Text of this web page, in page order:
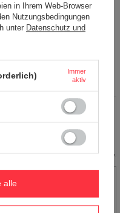
5/5
in Ihrem Web-Browser
Nutzungsbedingungen
unter Datenschutz und
Immer
aktiv
alle